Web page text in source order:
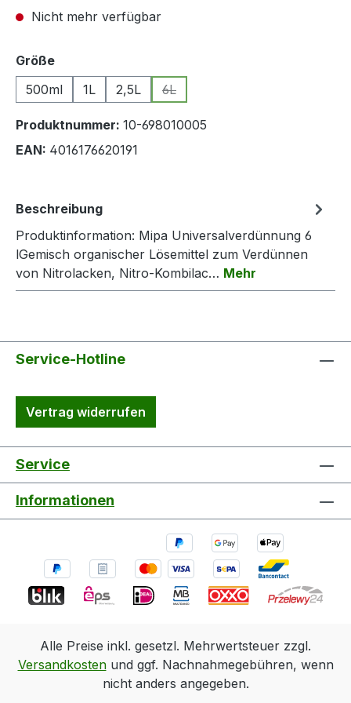
Nicht mehr verfügbar
Größeauswählen
500ml
1L 2,5L 6L
(Diese Option ist zurzeit nicht
Produktnummer: 10-698010005
EAN: 4016176620191
Beschreibung
Produktinformation: Mipa Universalverdünnung 6
lGemisch organischer Lösemittel zum Verdünnen
von Nitrolacken, Nitro-Kombilac… Mehr
Service-Hotline
Vertrag widerrufen
Service
Informationen
Alle Preise inkl. gesetzl. Mehrwertsteuer zzgl.
Versandkostenund ggf. Nachnahmegebühren, wenn
nicht anders angegeben.